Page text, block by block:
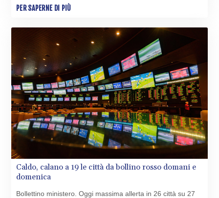
UAH 51.625959
UGX
4293.946644
USD 1.156136
UYU 46.399423
UZS
13785.828699
VES 873.763846
VND
30295.956222
VUV 138.059733
WST 3.160483
XAF 655.948849
XAG 0.018188
XCD 3.124515
PER SAPERNE DI PIÙ
Caldo, calano a 19 le città da bollino rosso domani e
domenica
Bollettino ministero. Oggi massima allerta in 26 città su 27